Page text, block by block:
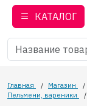
КАТАЛОГ
Главная / Магазин /
Пельмени, вареники
/